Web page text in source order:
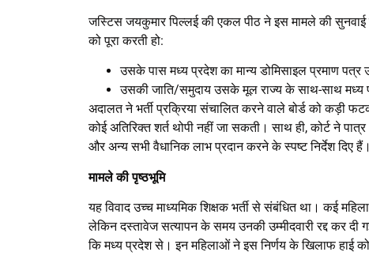
जस्टिस जयकुमार पिल्लई की एकल पीठ ने इस मामले की सुनवाई
को पूरा करती हो:
उसके पास मध्य प्रदेश का मान्य डोमिसाइल प्रमाण पत्र
उसकी जाति/समुदाय उसके मूल राज्य के साथ-साथ मध्य
अदालत ने भर्ती प्रक्रिया संचालित करने वाले बोर्ड को कड़ी
कोई अतिरिक्त शर्त थोपी नहीं जा सकती। साथ ही, कोर्ट ने
और अन्य सभी वैधानिक लाभ प्रदान करने के स्पष्ट निर्देश दिए हैं।
मामले की पृष्ठभूमि
यह विवाद उच्च माध्यमिक शिक्षक भर्ती से संबंधित था। कई
लेकिन दस्तावेज सत्यापन के समय उनकी उम्मीदवारी रद्द कर दी
कि मध्य प्रदेश से। इन महिलाओं ने इस निर्णय के खिलाफ हाई